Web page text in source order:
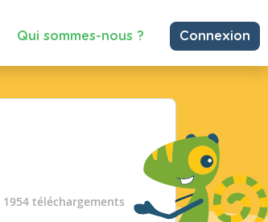
Qui sommes-nous ? Connexion
1954 téléchargements